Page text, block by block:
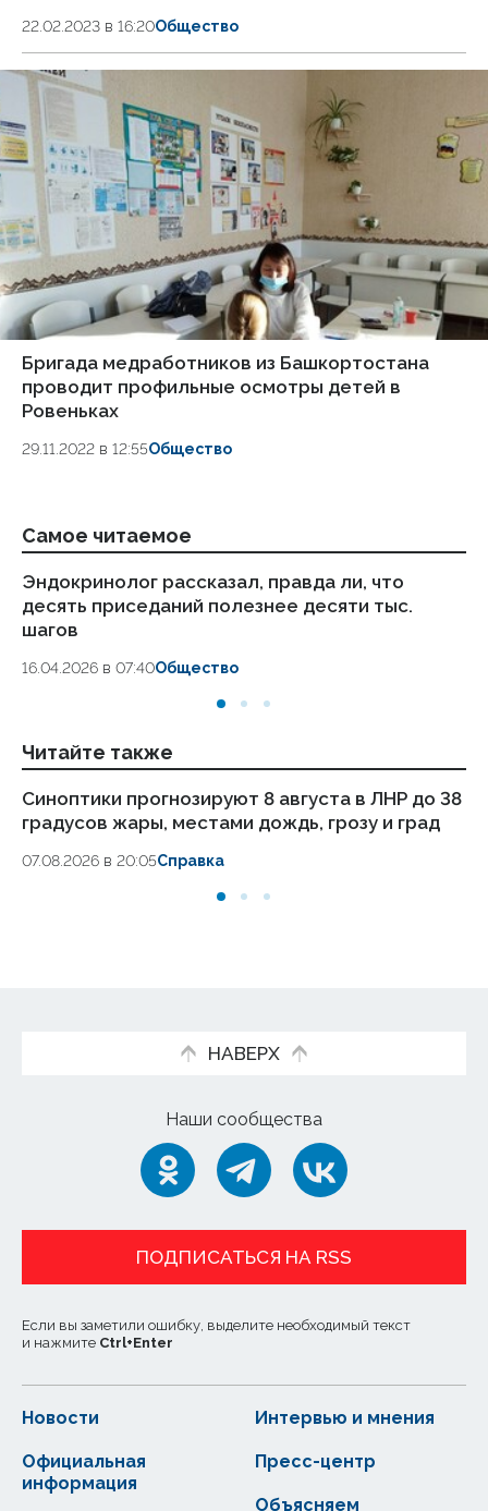
22.02.2023 в 16:20Общество
Бригада медработников из Башкортостана
проводит профильные осмотры детей в
Ровеньках
29.11.2022 в 12:55Общество
Самое читаемое
Эндокринолог рассказал, правда ли, что
десять приседаний полезнее десяти тыс.
шагов
16.04.2026 в 07:40Общество
Читайте также
Синоптики прогнозируют 8 августа в ЛНР до 38
градусов жары, местами дождь, грозу и град
07.08.2026 в 20:05Справка
НАВЕРХ
Наши сообщества
ПОДПИСАТЬСЯ НА RSS
Если вы заметили ошибку, выделите необходимый текст
и нажмите Ctrl+Enter
Новости
Официальная
информация
Интервью и мнения
Пресс-центр
Объясняем